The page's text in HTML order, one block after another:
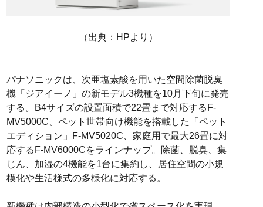
（出典：HPより）
パナソニックは、次亜塩素酸を用いた空間除菌脱臭
機「ジアイーノ」の新モデル3機種を10月下旬に発売
する。B4サイズの設置面積で22畳まで対応するF-
MV5000C、ペット世帯向け機能を搭載した「ペット
エディション」F-MV5020C、家庭用で最大26畳に対
応するF-MV6000Cをラインナップ。除菌、脱臭、集
じん、加湿の4機能を1台に集約し、居住空間の小規
模化や生活様式の多様化に対応する。